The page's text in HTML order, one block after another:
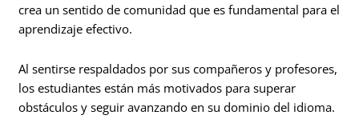
crea un sentido de comunidad que es fundamental para el
aprendizaje efectivo.
Al sentirse respaldados por sus compañeros y profesores,
los estudiantes están más motivados para superar
obstáculos y seguir avanzando en su dominio del idioma.